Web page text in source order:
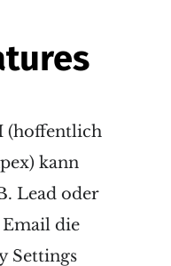
(hoffentlich
kann
Lead oder
die
Settings